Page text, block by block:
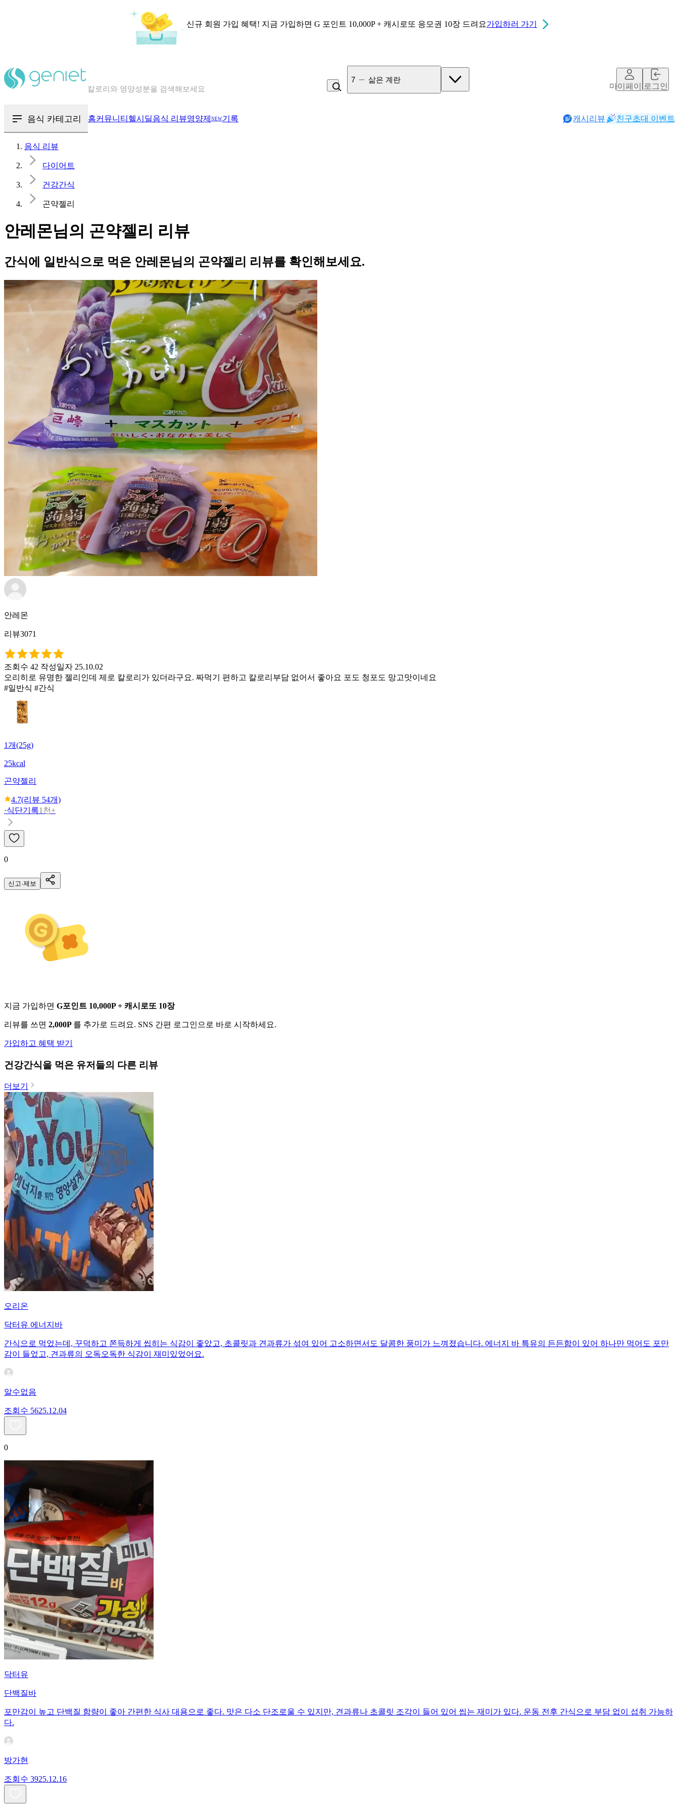
신규 회원 가입 혜택! 지금 가입하면 G 포인트 10,000P + 캐시로또 응모권 10장 드려요가입하러 가기
혈당 · 다이어트 음식 검색해보세요
7 삶은 계란
마이페이지로그인
음식 카테고리 홈커뮤니티 헬시딜음식 리뷰영양제 NEW기록 캐시리뷰 친구초대 이벤트
음식 리뷰
다이어트
건강간식
곤약젤리
안레몬님의 곤약젤리 리뷰
간식에 일반식으로 먹은 안레몬님의 곤약젤리 리뷰를 확인해보세요.
안레몬
리뷰3071
조회수 42 작성일자 25.10.02
오리히로 유명한 젤리인데 제로 칼로리가 있더라구요. 짜먹기 편하고 칼로리부담 없어서 좋아요 포도 청포도 망고맛이네요
#일반식 #간식
1개(25g)
25kcal
곤약젤리
4.7(리뷰 54개)
·식단기록1천+
0
신고·제보
지금 가입하면 G포인트 10,000P + 캐시로또 10장
리뷰를 쓰면 2,000P 를 추가로 드려요. SNS 간편 로그인으로 바로 시작하세요.
가입하고 혜택 받기
건강간식을 먹은 유저들의 다른 리뷰
더보기
오리온
닥터유 에너지바
간식으로 먹었는데, 꾸덕하고 쫀득하게 씹히는 식감이 좋았고, 초콜릿과 견과류가 섞여 있어 고소하면서도 달콤한 풍미가 느껴졌습니다. 에너지 바 특유의 든든함이 있어 하나만 먹어도 포만
감이 들었고, 견과류의 오독오독한 식감이 재미있었어요.
알수없음
조회수 5625.12.04
0
닥터유
단백질바
포만감이 높고 단백질 함량이 좋아 간편한 식사 대용으로 좋다. 맛은 다소 단조로울 수 있지만, 견과류나 초콜릿 조각이 들어 있어 씹는 재미가 있다. 운동 전후 간식으로 부담 없이 섭취 가능하
다.
방가현
조회수 3925.12.16